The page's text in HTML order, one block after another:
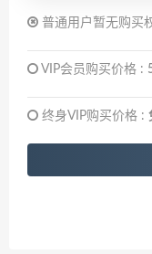
普通用户暂无购买
VIP会员购买价格 :
终身VIP购买价格 :